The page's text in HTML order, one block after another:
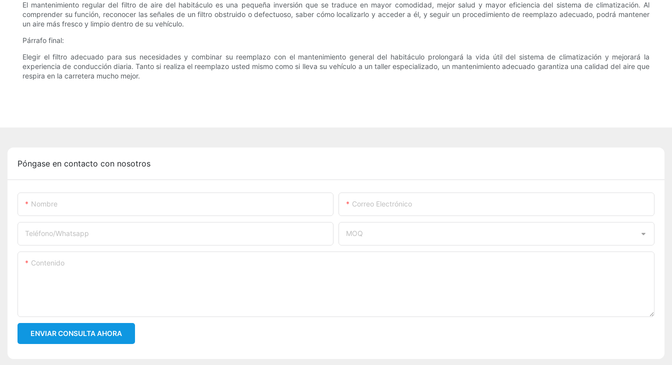
El mantenimiento regular del filtro de aire del habitáculo es una pequeña inversión que se traduce en mayor comodidad, mejor salud y mayor eficiencia del sistema de climatización. Al
comprender su función, reconocer las señales de un filtro obstruido o defectuoso, saber cómo localizarlo y acceder a él, y seguir un procedimiento de reemplazo adecuado, podrá mantener
un aire más fresco y limpio dentro de su vehículo.
Párrafo final:
Elegir el filtro adecuado para sus necesidades y combinar su reemplazo con el mantenimiento general del habitáculo prolongará la vida útil del sistema de climatización y mejorará la
experiencia de conducción diaria. Tanto si realiza el reemplazo usted mismo como si lleva su vehículo a un taller especializado, un mantenimiento adecuado garantiza una calidad del aire que
respira en la carretera mucho mejor.
Póngase en contacto con nosotros
Nombre Correo Electrónico
Teléfono/whatsapp MOQ
Contenido
ENVIAR CONSULTA AHORA